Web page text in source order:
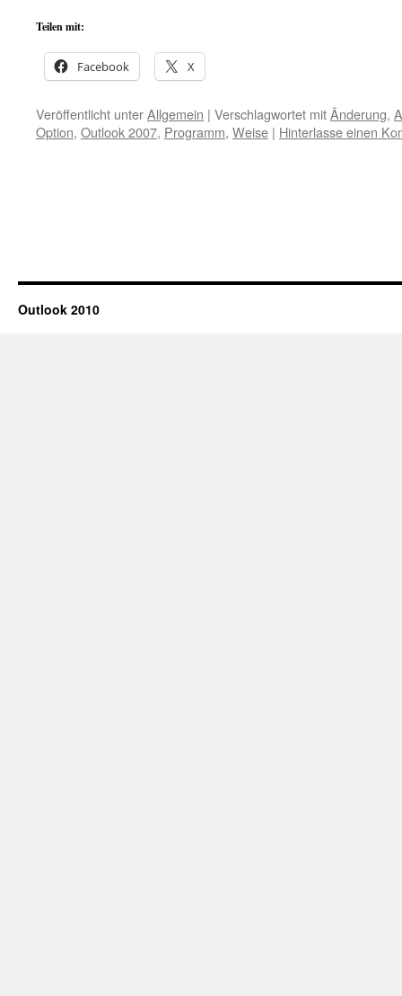
Teilen mit:
Facebook X
Veröffentlicht unterAllgemein | Verschlagwortet mitÄnderung,
Option, Outlook 2007, Programm, Weise | Hinterlasse einen
Outlook 2010